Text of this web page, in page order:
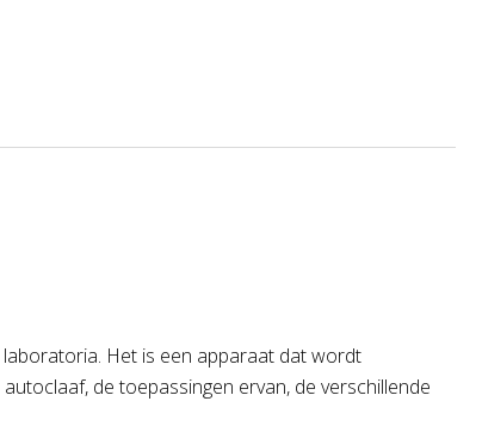
Het is een apparaat dat wordt
de toepassingen ervan, de verschillende